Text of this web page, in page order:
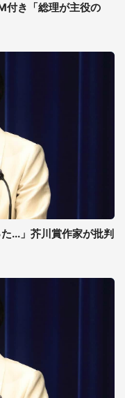
付き「総理が主役の
...」芥川賞作家が批判